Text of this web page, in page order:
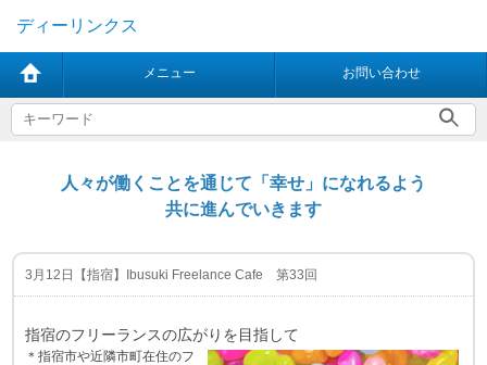
ディーリンクス
メニュー お問い合わせ
人々が働くことを通じて「幸せ」になれるよう
共に進んでいきます
3月12日【指宿】Ibusuki Freelance Cafe 第33回
指宿のフリーランスの広がりを目指して
＊指宿市や近隣市町在住のフ